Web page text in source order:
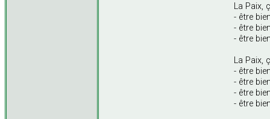
La Paix,
- être
- être
- être
La Paix,
- être
- être
- être
- être